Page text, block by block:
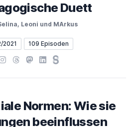
Duett
Leoni und MArkus
2021 109 Episoden
Threads
Mastodon
LinkedIn
Steady
Normen: Wie sie
beeinflussen